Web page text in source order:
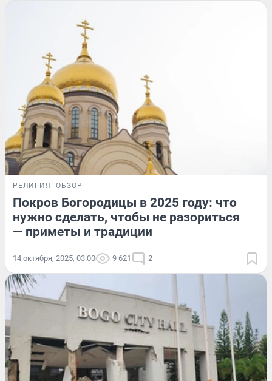
РЕЛИГИЯ ОБЗОР
Покров Богородицы в 2025 году: что
нужно сделать, чтобы не разориться
— приметы и традиции
14 октября, 2025, 03:00 9 621 2